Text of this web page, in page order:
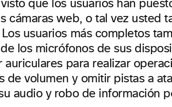
visto que los usuarios han
cámaras web, o tal vez usted
usuarios más completos
los micrófonos de sus
auriculares para realizar
de volumen y omitir pistas a
audio y robo de información